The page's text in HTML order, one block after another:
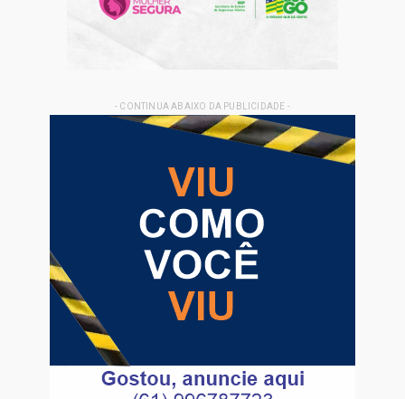
- CONTINUA ABAIXO DA PUBLICIDADE -